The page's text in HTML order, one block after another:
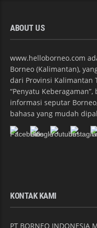
ABOUT US
www.helloborneo.com
Borneo (Kalimantan),
dari Provinsi Kalimantan
“Penyatu
informasi seputar
bahasa yang mudah
KONTAK KAMI
PT BORNEO INDONESIA